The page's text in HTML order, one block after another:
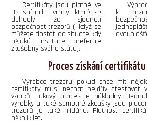
Certifikáty jsou platné ve
33 státech Evropy, které se
dohodly, že sjednotí
bezpečnost trezorů (I když se
můžete dostat do situace kdy
nějaká instituce preferuje
zkušebny svého státu).
k
Proces získání certifikátu
Výrobce trezoru pokud chce mít
certifikáty musí nechat nejdřív otestovat
vzorků. Takový proces je nákladný.
výrobky a také samotné zkoušky jsou
trezorů je také hlídána. Platnost
několik let.